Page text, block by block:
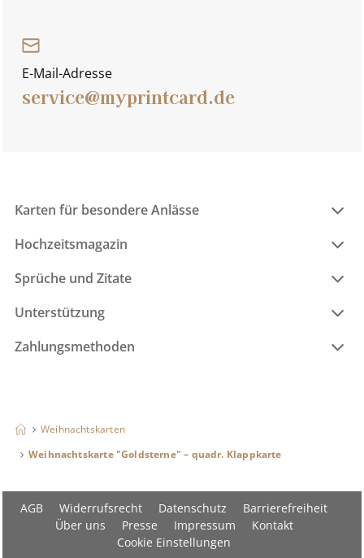
E-Mail-Adresse
service@myprintcard.de
Karten für besondere Anlässe
Hochzeitsmagazin
Sprüche und Zitate
Unterstützung
Zahlungsmethoden
Weihnachtskarten
Weihnachtskarte "Goldsterne" – quadr. Klappkarte
AGB Widerrufsrecht Datenschutz
Barrierefreiheit
Über uns
Presse Impressum
Kontakt
Cookie Einstellungen